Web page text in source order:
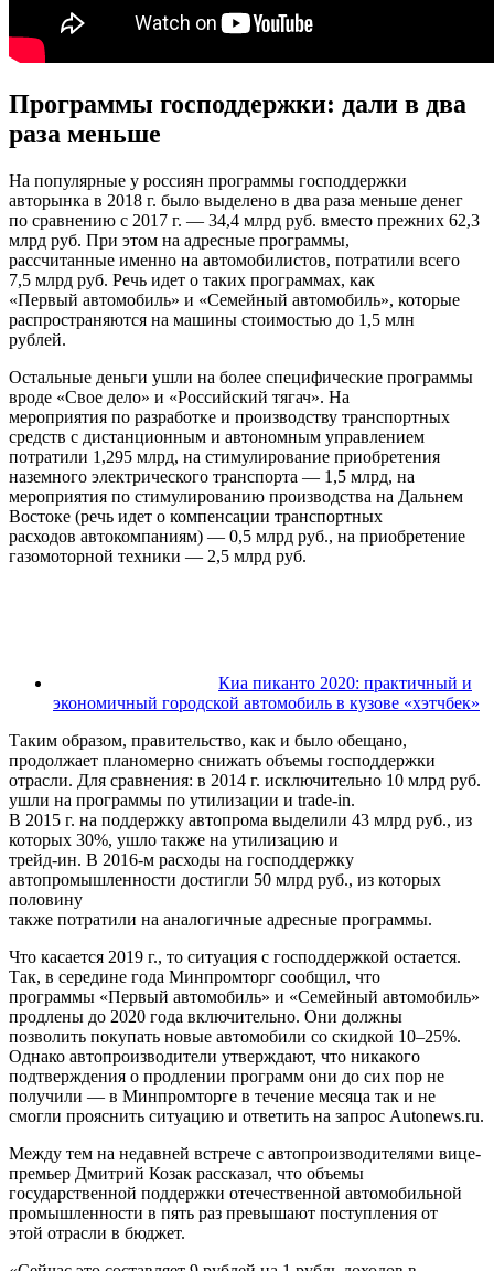
Программы господдержки: дали в два
раза меньше
На популярные у россиян программы господдержки
авторынка в 2018 г. было выделено в два раза меньше денег
по сравнению с 2017 г. — 34,4 млрд руб. вместо прежних 62,3
млрд руб. При этом на адресные программы,
рассчитанные именно на автомобилистов, потратили всего
7,5 млрд руб. Речь идет о таких программах, как
«Первый автомобиль» и «Семейный автомобиль», которые
распространяются на машины стоимостью до 1,5 млн
рублей.
Остальные деньги ушли на более специфические программы
вроде «Свое дело» и «Российский тягач». На
мероприятия по разработке и производству транспортных
средств с дистанционным и автономным управлением
потратили 1,295 млрд, на стимулирование приобретения
наземного электрического транспорта — 1,5 млрд, на
мероприятия по стимулированию производства на Дальнем
Востоке (речь идет о компенсации транспортных
расходов автокомпаниям) — 0,5 млрд руб., на приобретение
газомоторной техники — 2,5 млрд руб.
Киа пиканто 2020: практичный и
экономичный городской автомобиль в кузове «хэтчбек»
Таким образом, правительство, как и было обещано,
продолжает планомерно снижать объемы господдержки
отрасли. Для сравнения: в 2014 г. исключительно 10 млрд руб.
ушли на программы по утилизации и trade-in.
В 2015 г. на поддержку автопрома выделили 43 млрд руб., из
которых 30%, ушло также на утилизацию и
трейд-ин. В 2016-м расходы на господдержку
автопромышленности достигли 50 млрд руб., из которых
половину
также потратили на аналогичные адресные программы.
Что касается 2019 г., то ситуация с господдержкой остается.
Так, в середине года Минпромторг сообщил, что
программы «Первый автомобиль» и «Семейный автомобиль»
продлены до 2020 года включительно. Они должны
позволить покупать новые автомобили со скидкой 10–25%.
Однако автопроизводители утверждают, что никакого
подтверждения о продлении программ они до сих пор не
получили — в Минпромторге в течение месяца так и не
смогли прояснить ситуацию и ответить на запрос Autonews.ru.
Между тем на недавней встрече с автопроизводителями вице-
премьер Дмитрий Козак рассказал, что объемы
государственной поддержки отечественной автомобильной
промышленности в пять раз превышают поступления от
этой отрасли в бюджет.